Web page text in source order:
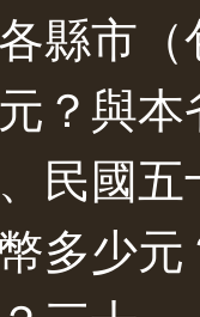
縣市
？與
民國
多少